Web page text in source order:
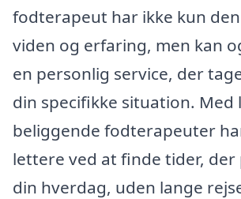
fodterapeut har ikke kun
viden og erfaring, men kan
en personlig service, der
din specifikke situation. Med
beliggende fodterapeuter
lettere ved at finde tider, der
din hverdag, uden lange